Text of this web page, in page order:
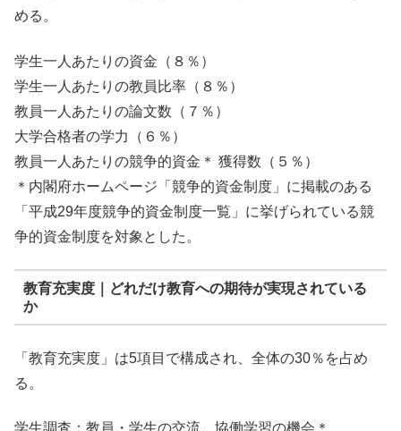
める。
学生一人あたりの資金（８％）
学生一人あたりの教員比率（８％）
教員一人あたりの論文数（７％）
大学合格者の学力（６％）
教員一人あたりの競争的資金＊ 獲得数（５％）
＊内閣府ホームページ「競争的資金制度」に掲載のある
「平成29年度競争的資金制度一覧」に挙げられている競
争的資金制度を対象とした。
教育充実度｜どれだけ教育への期待が実現されている
か
「教育充実度」は5項目で構成され、全体の30％を占め
る。
学生調査：教員・学生の交流、協働学習の機会＊